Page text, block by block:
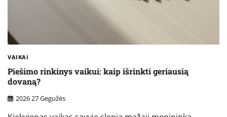
VAIKAI
Piešimo rinkinys vaikui: kaip išrinkti geriausią
dovaną?
2026 27 Gegužės